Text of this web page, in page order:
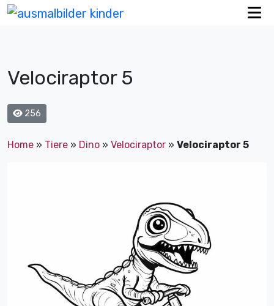
Velociraptor 5
256
Home » Tiere » Dino » Velociraptor » Velociraptor 5